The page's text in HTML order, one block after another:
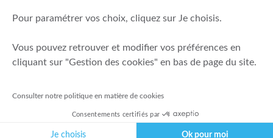
Mentions légales
Prévention de la fraude
Politique de gestion des conflits d'intérêts
Pour paramétrer vos choix, cliquez sur Je choisis.
Vous pouvez retrouver et modifier vos préférences en
cliquant sur "Gestion des cookies" en bas de page du site.
Consulter notre politique en matière de cookies
Consentements certifiés par
Je choisis Ok pour moi